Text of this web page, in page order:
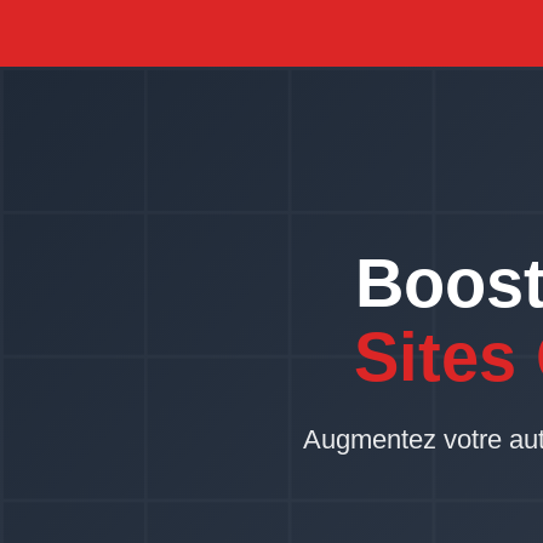
Sites
Augmentez votre